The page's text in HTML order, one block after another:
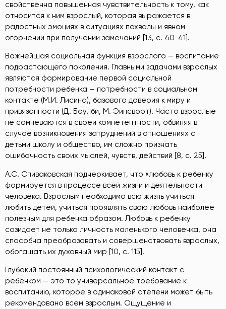
свойственна повышенная чувствительность к тому, как
относится к ним взрослый, которая выражается в
радостных эмоциях в ситуациях похвалы и явном
огорчении при получении замечаний [13, с. 40-41].
Важнейшая социальная функция взрослого — воспитание
подрастающего поколения. Главными задачами взрослых
являются формирование первой социальной
потребности ребенка — потребности в социальном
контакте (М.И. Лисина), базового доверия к миру и
привязанности (Д. Боулби, М. Эйнсворт). Часто взрослые
не сомневаются в своей компетентности, обвиняя в
случае возникновения затруднений в отношениях с
детьми школу и общество, им сложно признать
ошибочность своих мыслей, чувств, действий [8, с. 25].
А.С. Спиваковская подчеркивает, что «любовь к ребенку
формируется в процессе всей жизни и деятельности
человека. Взрослым необходимо всю жизнь учиться
любить детей, учиться проявлять свою любовь наиболее
полезным для ребенка образом. Любовь к ребенку
созидает не только личность маленького человечка, она
способна преобразовать и совершенствовать взрослых,
обогащать их духовный мир [10, с. 115].
Глубокий постоянный психологический контакт с
ребенком — это то универсальное требование к
воспитанию, которое в одинаковой степени может быть
рекомендовано всем взрослым. Ощущение и